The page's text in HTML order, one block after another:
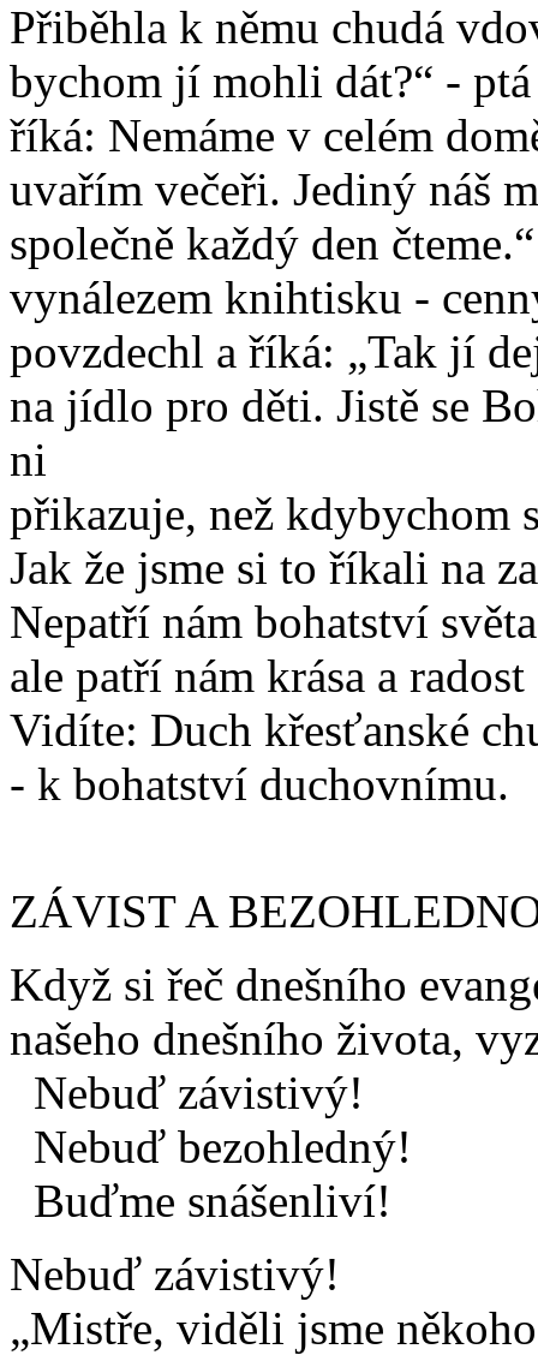
Přiběhla k němu chudá
bychom jí mohli dát?“ -
říká: Nemáme v celém
uvařím večeři. Jediný náš
společně každý den
vynálezem knihtisku -
povzdechl a říká: „Tak jí
na jídlo pro děti. Jistě se
ni
přikazuje, než kdybychom
Jak že jsme si to říkali na
Nepatří nám bohatství
ale patří nám krása a radost
Vidíte: Duch křesťanské
- k bohatství duchovnímu.
ZÁVIST A
Když si řeč dnešního
našeho dnešního života,
Nebuď závistivý!
Nebuď bezohledný!
Buďme snášenliví!
Nebuď závistivý!
„Mistře, viděli jsme